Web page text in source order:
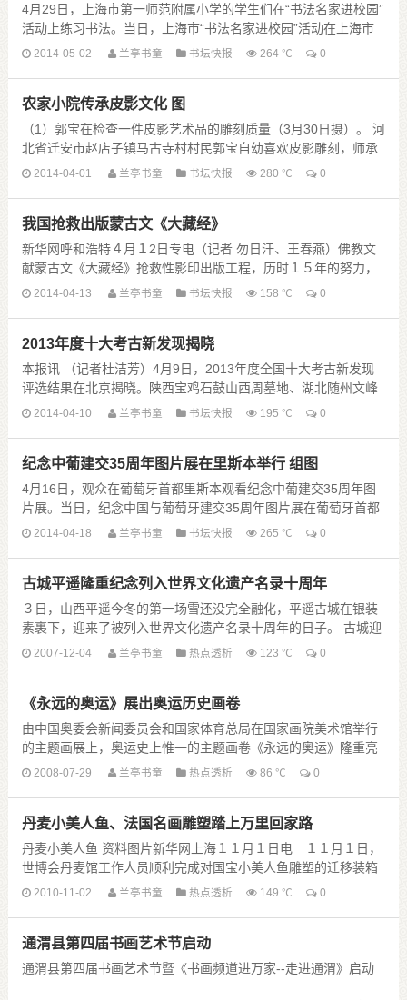
4月29日，上海市第一师范附属小学的学生们在“书法名家进校园”
活动上练习书法。当日，上海市“书法名家进校园”活动在上海市
第一师范附属小学启动，该市250余名书法......
2014-05-02 兰亭书童 书坛快报 264 ℃ 0
农家小院传承皮影文化 图
（1）郭宝在检查一件皮影艺术品的雕刻质量（3月30日摄）。 河
北省迁安市赵店子镇马古寺村村民郭宝自幼喜欢皮影雕刻，师承
当地雕刻艺人王珍老先生，他雕刻的影人造型古......
2014-04-01 兰亭书童 书坛快报 280 ℃ 0
我国抢救出版蒙古文《大藏经》
新华网呼和浩特４月１2日专电（记者 勿日汗、王春燕）佛教文
献蒙古文《大藏经》抢救性影印出版工程，历时１５年的努力，
近期终于圆满完成。 蒙古文《大藏经》是《中华......
2014-04-13 兰亭书童 书坛快报 158 ℃ 0
2013年度十大考古新发现揭晓
本报讯 （记者杜洁芳）4月9日，2013年度全国十大考古新发现
评选结果在北京揭晓。陕西宝鸡石鼓山西周墓地、湖北随州文峰
塔东周墓地、山东沂水纪王崮春秋墓葬、湖南益......
2014-04-10 兰亭书童 书坛快报 195 ℃ 0
纪念中葡建交35周年图片展在里斯本举行 组图
4月16日，观众在葡萄牙首都里斯本观看纪念中葡建交35周年图
片展。当日，纪念中国与葡萄牙建交35周年图片展在葡萄牙首都
里斯本澳门科技文化中心开幕。本次为期40天......
2014-04-18 兰亭书童 书坛快报 265 ℃ 0
古城平遥隆重纪念列入世界文化遗产名录十周年
３日，山西平遥今冬的第一场雪还没完全融化，平遥古城在银装
素裹下，迎来了被列入世界文化遗产名录十周年的日子。 古城迎
熏门广场，在震天的威风锣鼓声中，“古城风韵”迎宾仪式迎来了
2007-12-04 兰亭书童 热点透析 123 ℃ 0
《永远的奥运》展出奥运历史画卷
由中国奥委会新闻委员会和国家体育总局在国家画院美术馆举行
的主题画展上，奥运史上惟一的主题画卷《永远的奥运》隆重亮
相，这一作品也是艺术史上迄今最大最长的画卷。据《北京日
2008-07-29 兰亭书童 热点透析 86 ℃ 0
丹麦小美人鱼、法国名画雕塑踏上万里回家路
丹麦小美人鱼 资料图片新华网上海１１月１日电 １１月１日，
世博会丹麦馆工作人员顺利完成对国宝小美人鱼雕塑的迁移装箱
工作，意味着小美人鱼即日起离开“逗留”了１８０......
2010-11-02 兰亭书童 热点透析 149 ℃ 0
通渭县第四届书画艺术节启动
通渭县第四届书画艺术节暨《书画频道进万家--走进通渭》启动